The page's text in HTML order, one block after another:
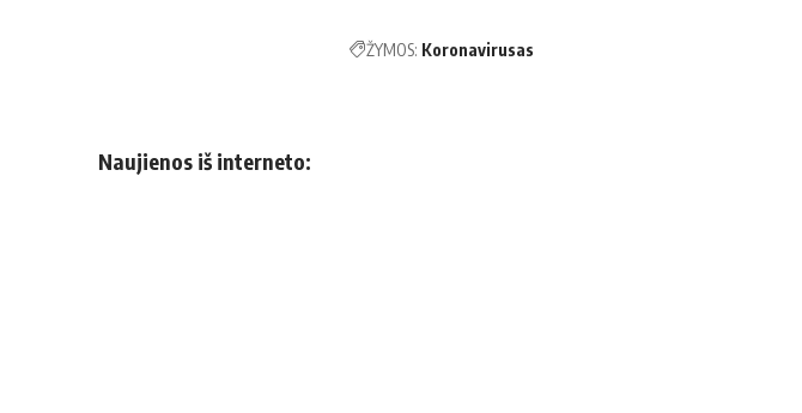
ŽYMOS: Koronavirusas
Naujienos iš interneto: